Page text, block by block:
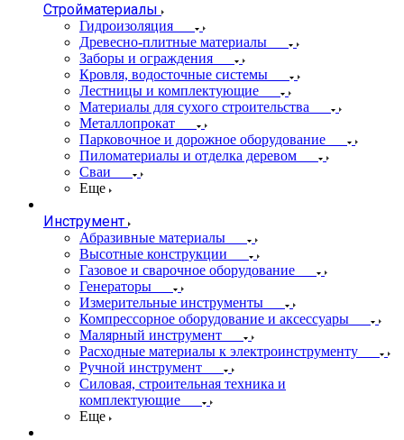
Стройматериалы
Гидроизоляция
Древесно-плитные материалы
Заборы и ограждения
Кровля, водосточные системы
Лестницы и комплектующие
Материалы для сухого строительства
Металлопрокат
Парковочное и дорожное оборудование
Пиломатериалы и отделка деревом
Сваи
Еще
Инструмент
Абразивные материалы
Высотные конструкции
Газовое и сварочное оборудование
Генераторы
Измерительные инструменты
Компрессорное оборудование и аксессуары
Малярный инструмент
Расходные материалы к электроинструменту
Ручной инструмент
Силовая, строительная техника и
комплектующие
Еще